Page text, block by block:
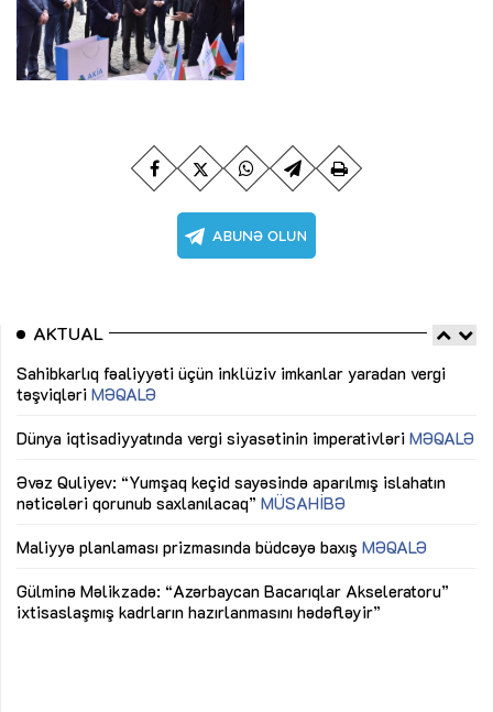
AKTUAL
Sahibkarlıq fəaliyyəti üçün inklüziv imkanlar yaradan vergi
təşviqləri MƏQALƏ
Dünya iqtisadiyyatında vergi siyasətinin imperativləri MƏQALƏ
Əvəz Quliyev: “Yumşaq keçid sayəsində aparılmış islahatın
nəticələri qorunub saxlanılacaq” MÜSAHİBƏ
Maliyyə planlaması prizmasında büdcəyə baxış MƏQALƏ
Gülminə Məlikzadə: “Azərbaycan Bacarıqlar Akseleratoru”
ixtisaslaşmış kadrların hazırlanmasını hədəfləyir”